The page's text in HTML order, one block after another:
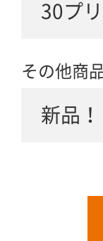
30プ
その他商
新品！